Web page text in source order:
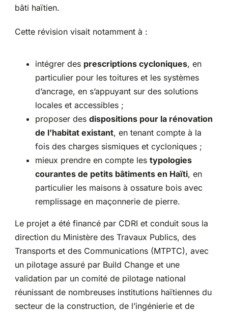
bâti haïtien.
Cette révision visait notamment à :
intégrer des prescriptions cycloniques, en
particulier pour les toitures et les systèmes
d’ancrage, en s’appuyant sur des solutions
locales et accessibles ;
proposer des dispositions pour la rénovation
de l’habitat existant, en tenant compte à la
fois des charges sismiques et cycloniques ;
mieux prendre en compte les typologies
courantes de petits bâtiments en Haïti, en
particulier les maisons à ossature bois avec
remplissage en maçonnerie de pierre.
Le projet a été financé par CDRI et conduit sous la
direction du Ministère des Travaux Publics, des
Transports et des Communications (MTPTC), avec
un pilotage assuré par Build Change et une
validation par un comité de pilotage national
réunissant de nombreuses institutions haïtiennes du
secteur de la construction, de l’ingénierie et de